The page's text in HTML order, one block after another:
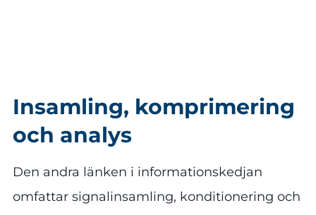
Insamling, komprimering
och analys
Den andra länken i informationskedjan
omfattar signalinsamling, konditionering och